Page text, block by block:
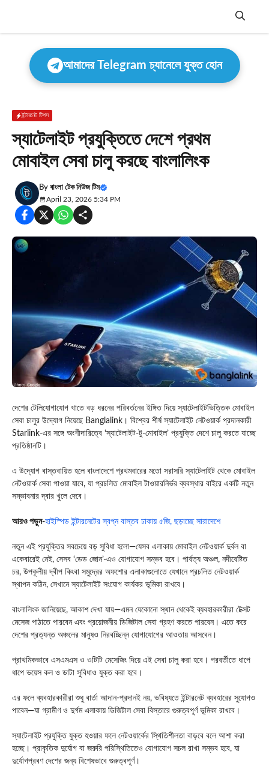
Menu
আমাদের Telegram চ্যানেলে যুক্ত হোন
ইন্টারনেট টিপস
স্যাটেলাইট প্রযুক্তিতে দেশে প্রথম
মোবাইল সেবা চালু করছে বাংলালিংক
By বাংলা টেক নিউজ টিম
April 23, 2026 5:34 PM
দেশের টেলিযোগাযোগ খাতে বড় ধরনের পরিবর্তনের ইঙ্গিত দিয়ে স্যাটেলাইটভিত্তিক মোবাইল
সেবা চালুর উদ্যোগ নিয়েছে Banglalink । বিশ্বের শীর্ষ স্যাটেলাইট নেটওয়ার্ক প্রদানকারী
Starlink-এর সঙ্গে অংশীদারিত্বে ‘স্যাটেলাইট-টু-মোবাইল’ প্রযুক্তি দেশে চালু করতে যাচ্ছে
প্রতিষ্ঠানটি।
এ উদ্যোগ বাস্তবায়িত হলে বাংলাদেশে প্রথমবারের মতো সরাসরি স্যাটেলাইট থেকে মোবাইল
নেটওয়ার্ক সেবা পাওয়া যাবে, যা প্রচলিত মোবাইল টাওয়ারনির্ভর ব্যবস্থার বাইরে একটি নতুন
সম্ভাবনার দ্বার খুলে দেবে।
আরও পড়ুন-হাইস্পিড ইন্টারনেটের স্বপ্ন বাস্তব ঢাকায় ৫জি, ছড়াচ্ছে সারাদেশে
নতুন এই প্রযুক্তির সবচেয়ে বড় সুবিধা হলো—যেসব এলাকায় মোবাইল নেটওয়ার্ক দুর্বল বা
একেবারেই নেই, সেসব ‘ডেড জোন’-এও যোগাযোগ সম্ভব হবে। পার্বত্য অঞ্চল, নদীবেষ্টিত
চর, উপকূলীয় দ্বীপ কিংবা সমুদ্রের অফশোর এলাকাগুলোতে যেখানে প্রচলিত নেটওয়ার্ক
স্থাপন কঠিন, সেখানে স্যাটেলাইট সংযোগ কার্যকর ভূমিকা রাখবে।
বাংলালিংক জানিয়েছে, আকাশ দেখা যায়—এমন যেকোনো স্থান থেকেই ব্যবহারকারীরা টেক্সট
মেসেজ পাঠাতে পারবেন এবং প্রয়োজনীয় ডিজিটাল সেবা গ্রহণ করতে পারবেন। এতে করে
দেশের প্রত্যন্ত অঞ্চলের মানুষও নিরবচ্ছিন্ন যোগাযোগের আওতায় আসবেন।
প্রাথমিকভাবে এসএমএস ও ওটিটি মেসেজিং দিয়ে এই সেবা চালু করা হবে। পরবর্তীতে ধাপে
ধাপে ভয়েস কল ও ডাটা সুবিধাও যুক্ত করা হবে।
এর ফলে ব্যবহারকারীরা শুধু বার্তা আদান-প্রদানই নয়, ভবিষ্যতে ইন্টারনেট ব্যবহারের সুযোগও
পাবেন—যা গ্রামীণ ও দুর্গম এলাকায় ডিজিটাল সেবা বিস্তারে গুরুত্বপূর্ণ ভূমিকা রাখবে।
স্যাটেলাইট প্রযুক্তি যুক্ত হওয়ার ফলে নেটওয়ার্কের স্থিতিশীলতা বাড়বে বলে আশা করা
হচ্ছে। প্রাকৃতিক দুর্যোগ বা জরুরি পরিস্থিতিতেও যোগাযোগ সচল রাখা সম্ভব হবে, যা
দুর্যোগপ্রবণ দেশের জন্য বিশেষভাবে গুরুত্বপূর্ণ।